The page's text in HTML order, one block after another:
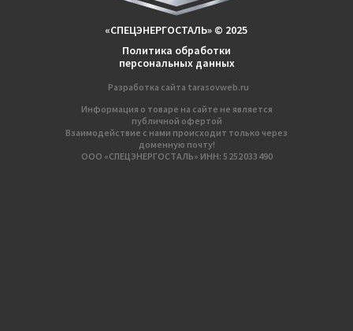
Информация о товаре на сайте не является
публичной офертой
Взаимодействие с нами происходит только через
доменную почту!
ООО «СПЕЦЭНЕРГОСТАЛЬ» ИНН: 5 252 033 490
Разработка сайтa tarasovweb.ru
Политика обработки
персональных данных
«СПЕЦЭНЕРГОСТАЛЬ» © 2025